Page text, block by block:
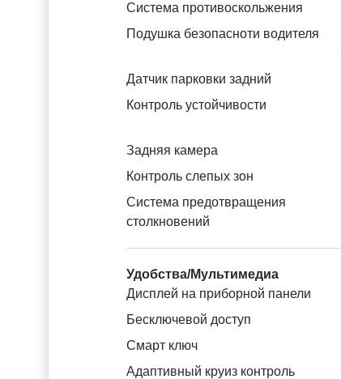
Система противоскольжения
Подушка безопасноти водителя
Датчик парковки задний
Контроль устойчивости
Задняя камера
Контроль слепых зон
Система предотвращения
столкновений
Удобства/Мультимедиа
Дисплей на приборной панели
Бесключевой доступ
Смарт ключ
Адаптивный круиз контроль